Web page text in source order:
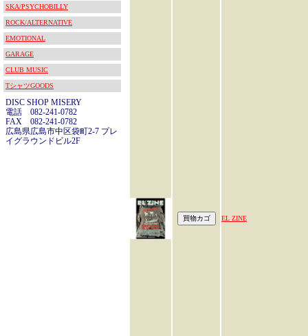
SKA/PSYCHOBILLY
ROCK/ALTERNATIVE
EMOTIONAL
GARAGE
CLUB MUSIC
TシャツGOODS
DISC SHOP MISERY
電話 082-241-0782
FAX 082-241-0782
広島県広島市中区袋町2-7 プレ
イグラウンドビル2F
EL ZINE